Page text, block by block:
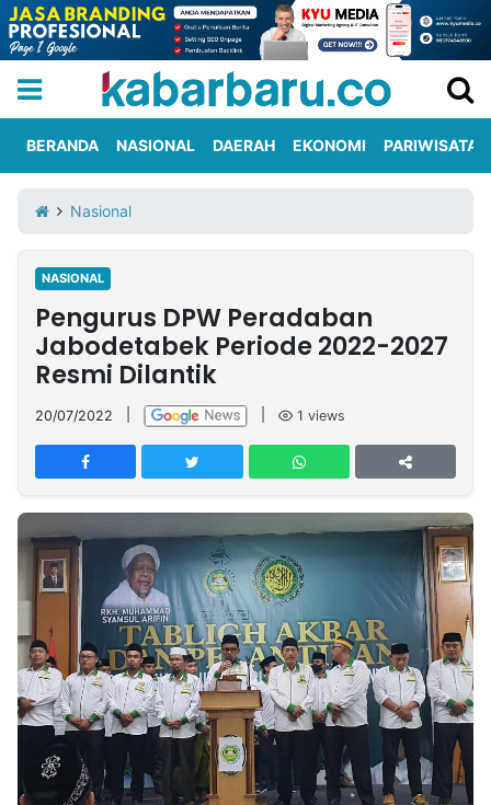
Iklan
Berita
Kami
Nasional
International
Olahraga
Entertainment
Daerah
Pariwisata
Kuliner
Kolom
Network
PT
TREETAN
INDONESIA
Partner
Insight
NTB
Suara
Time
Lens
IDN
Daily
Jogja
Jalan
Rakyat
Idealita
News
Kita
Notice
Radar
Baru
Seedbacklink
Follow
BERANDA NASIONAL DAERAH EKONOMI PARIWISATA
Nasional
NASIONAL
Pengurus DPW Peradaban
Jabodetabek Periode 2022-2027
Resmi Dilantik
20/07/2022 1 views